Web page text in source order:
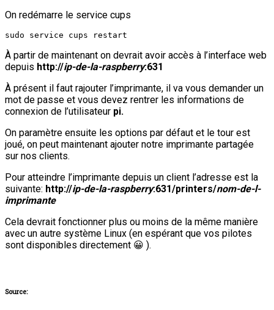
On redémarre le service cups
sudo service cups restart
À partir de maintenant on devrait avoir accès à l’interface web
depuis http://ip-de-la-raspberry:631
À présent il faut rajouter l’imprimante, il va vous demander un
mot de passe et vous devez rentrer les informations de
connexion de l’utilisateur pi.
On paramètre ensuite les options par défaut et le tour est
joué, on peut maintenant ajouter notre imprimante partagée
sur nos clients.
Pour atteindre l’imprimante depuis un client l’adresse est la
suivante: http://ip-de-la-raspberry:631/printers/nom-de-l-
imprimante
Cela devrait fonctionner plus ou moins de la même manière
avec un autre système Linux (en espérant que vos pilotes
sont disponibles directement 😀 ).
Source: